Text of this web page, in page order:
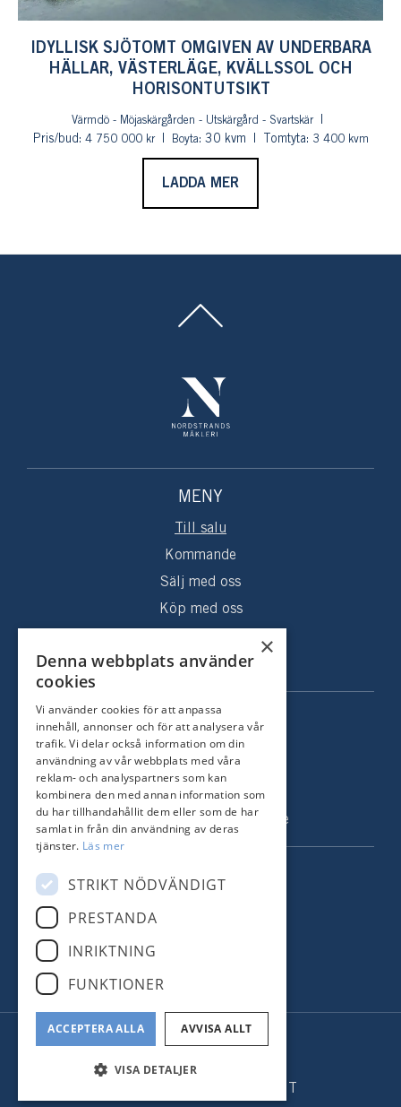
IDYLLISK SJÖTOMT OMGIVEN AV UNDERBARA
HÄLLAR, VÄSTERLÄGE, KVÄLLSSOL OCH
HORISONTUTSIKT
Värmdö - Möjaskärgården - Utskärgård - Svartskär
Pris/bud: 4 750 000 kr Boyta: 30 kvm Tomtyta: 3 400 kvm
LADDA MER
MENY
Till salu
Kommande
Sälj med oss
Köp med oss
Om oss
KONTAKT
Strandvägen 67
115 23 Stockholm
Tel: +46 8 731 51 00
info@nordstrandsmakleri.se
FÖLJ OSS
© Nordstrands Mäkleri
Administration
×
Denna webbplats använder
cookies
Vi använder cookies för att anpassa
innehåll, annonser och för att analysera vår
trafik. Vi delar också information om din
användning av vår webbplats med våra
reklam- och analyspartners som kan
kombinera den med annan information som
du har tillhandahållit dem eller som de har
samlat in från din användning av deras
tjänster. Läs mer
STRIKT NÖDVÄNDIGT
PRESTANDA
INRIKTNING
FUNKTIONER
ACCEPTERA ALLA AVVISA ALLT
VISA DETALJER